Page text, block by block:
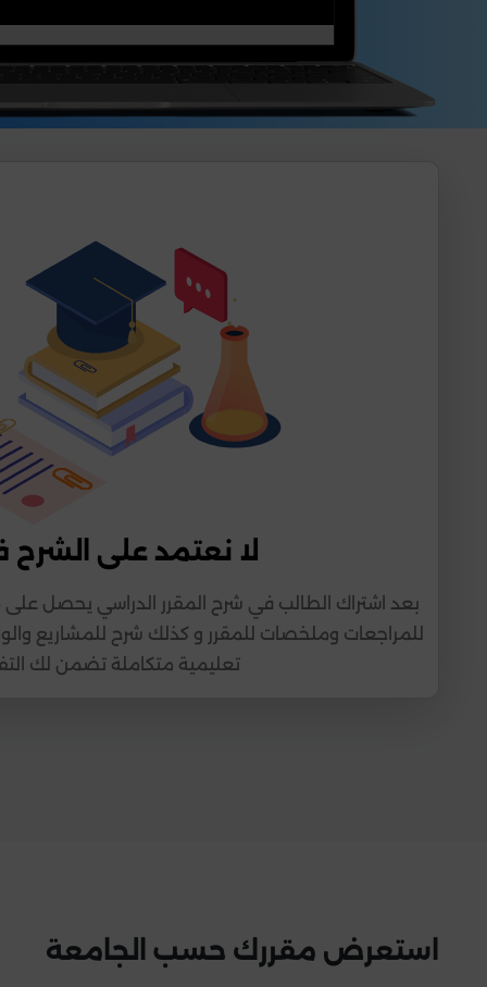
لا نعتمد على
بعد اشتراك الطالب في شرح المقرر الدراسي يحصل
للمراجعات وملخصات للمقرر و كذلك شرح للمشاريع
تعليمية متكاملة تضمن لك
استعرض مقررك حسب الجامعة